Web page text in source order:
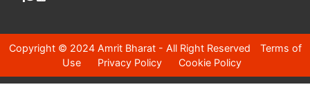
Copyright © 2024 Amrit Bharat - All Right Reserved
Terms of
Use
Privacy Policy Cookie Policy